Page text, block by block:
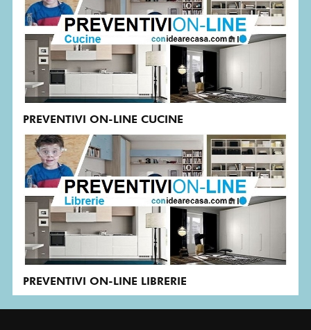
PREVENTIVI ON-LINE CUCINE
PREVENTIVI ON-LINE LIBRERIE